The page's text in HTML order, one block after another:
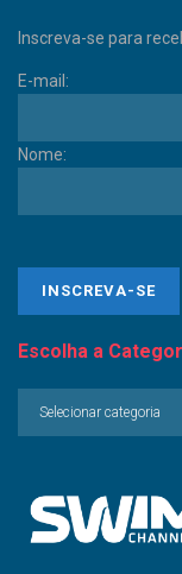
Inscreva-se para
E-mail:
Nome:
Escolha a